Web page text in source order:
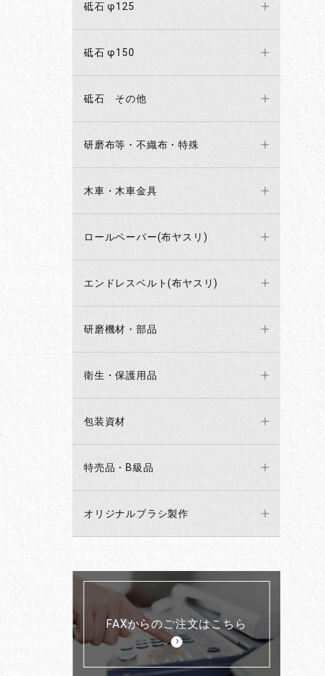
砥石 φ125
砥石 φ150
砥石 その他
研磨布等・不織布・特殊
木車・木車金具
ロールペーパー(布ヤスリ)
エンドレスベルト(布ヤスリ)
研磨機材・部品
衛生・保護用品
包装資材
特売品・B級品
オリジナルブラシ製作
FAXからのご注文はこちら